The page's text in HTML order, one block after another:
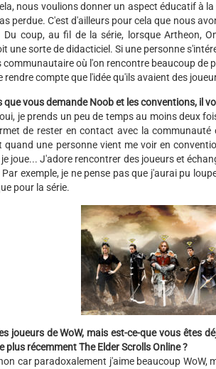
nous voulions donner un aspect éducatif à
perdue. C'est d'ailleurs pour cela que nous
Du coup, au fil de la série, lorsque Artheon,
une sorte de didacticiel. Si une personne
communautaire où l'on rencontre beaucoup
rendre compte que l'idée qu'ils avaient des
que vous demande Noob et les conventions, il
je prends un peu de temps au moins deux
de rester en contact avec la
quand une personne vient me voir en
joue... J'adore rencontrer des joueurs et
exemple, je ne pense pas que j'aurai pu
pour la série.
joueurs de WoW, mais est-ce-que vous êtes
plus récemment The Elder Scrolls Online ?
car paradoxalement j'aime beaucoup WoW,